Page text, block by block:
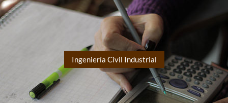
Ingeniería Civil Industrial